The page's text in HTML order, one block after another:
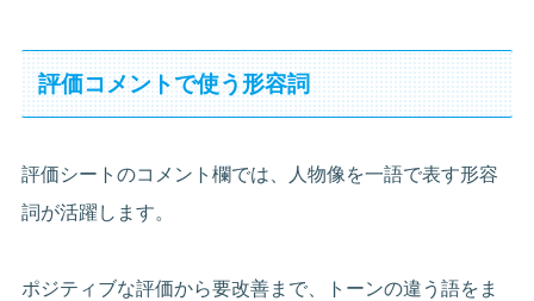
評価コメントで使う形容詞
評価シートのコメント欄では、人物像を一語で表す形容
詞が活躍します。
ポジティブな評価から要改善まで、トーンの違う語をま